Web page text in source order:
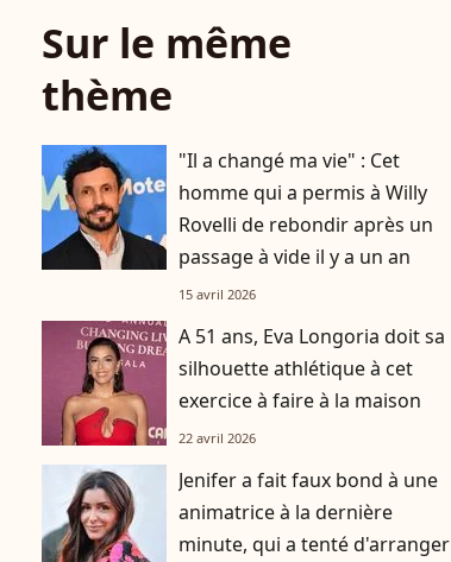
Sur le même
thème
"Il a changé ma vie" : Cet
homme qui a permis à Willy
Rovelli de rebondir après un
passage à vide il y a un an
15 avril 2026
A 51 ans, Eva Longoria doit sa
silhouette athlétique à cet
exercice à faire à la maison
22 avril 2026
Jenifer a fait faux bond à une
animatrice à la dernière
minute, qui a tenté d'arranger